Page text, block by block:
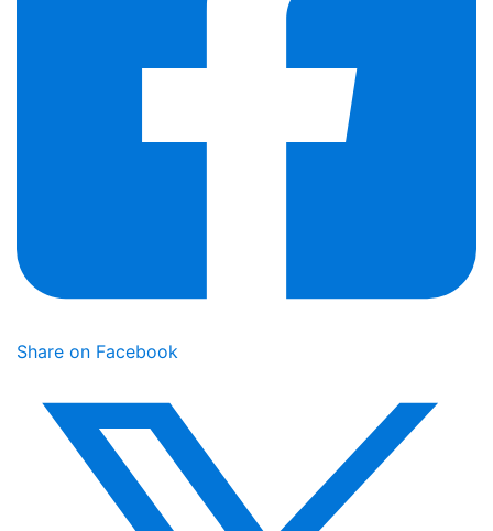
Share on Facebook